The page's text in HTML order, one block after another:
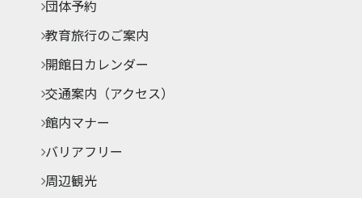
団体予約
教育旅行のご案内
開館日カレンダー
交通案内（アクセス）
館内マナー
バリアフリー
周辺観光